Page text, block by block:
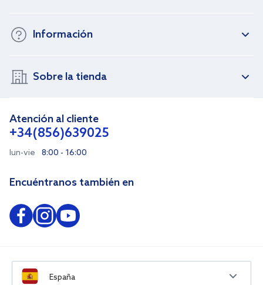
Información
Sobre la tienda
Atención al cliente
+34(856)639025
lun-vie 8:00 - 16:00
Encuéntranos también en
España